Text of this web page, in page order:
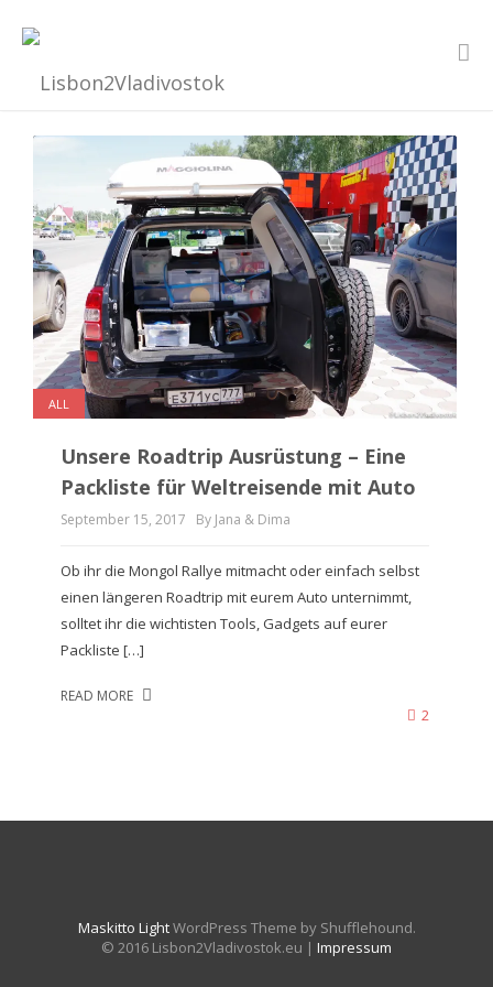
ALL
Unsere Roadtrip Ausrüstung – Eine
Packliste für Weltreisende mit Auto
September 15, 2017 By Jana & Dima
Ob ihr die Mongol Rallye mitmacht oder einfach selbst
einen längeren Roadtrip mit eurem Auto unternimmt,
solltet ihr die wichtisten Tools, Gadgets auf eurer
Packliste […]
READ MORE
2
Maskitto LightWordPress Theme by Shufflehound.
© 2016 Lisbon2Vladivostok.eu | Impressum